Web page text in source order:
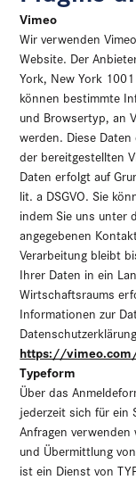
Vimeo
Wir verwenden
Website. Der
York, New York
können bestimmte
und Browsertyp, an
werden. Diese
der bereitgestellten
Daten erfolgt auf
lit. a DSGVO. Sie
indem Sie uns unter
angegebenen
Verarbeitung bleibt
Ihrer Daten in ein
Wirtschaftsraums
Informationen zur
https://
Typeform
Über das
jederzeit sich für ein
Anfragen
und Übermittlung
ist ein Dienst von